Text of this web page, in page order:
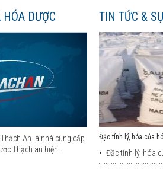
DƯỢC
An là nhà cung cấp
an hiện...
TIN TỨC &
Đặc tính lý, hóa của
• Đặc tính lý, hóa